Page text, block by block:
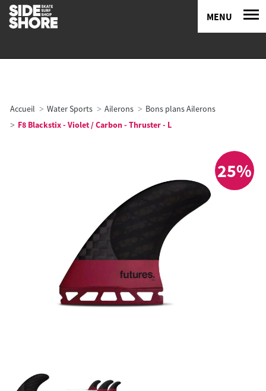
MENU
Accueil Water Sports Ailerons
Bons plans Ailerons
F8 Blackstix - Violet / Carbon - Thruster - L
25%